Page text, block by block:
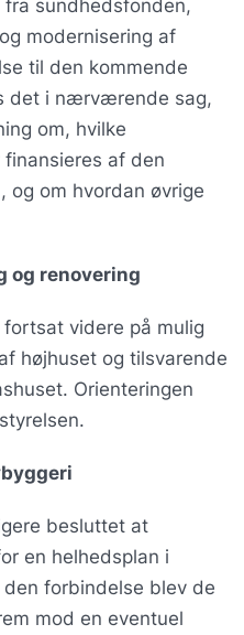
fra sundhedsfonden,
modernisering af
til den kommende
det i nærværende sag,
om, hvilke
af den
og om hvordan øvrige
og renovering
videre på mulig
højhuset og tilsvarende
Orienteringen
besluttet at
en helhedsplan i
forbindelse blev de
mod en eventuel